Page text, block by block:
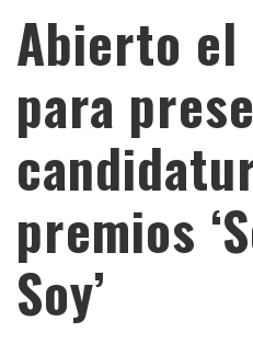
Abierto el
para
premios
Soy’